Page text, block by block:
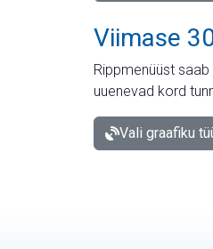
Viimase
Rippmenüüst
uuenevad kord
Vali graafiku